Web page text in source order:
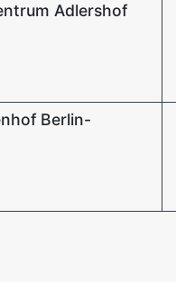
Adlershof
Berlin-